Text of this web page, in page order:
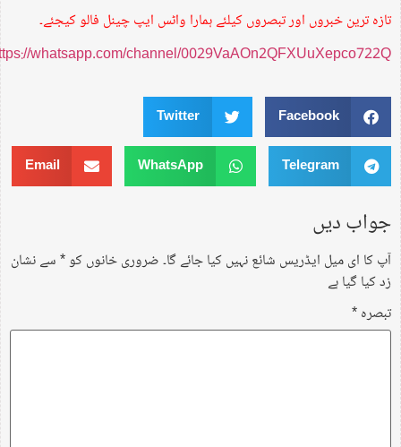
تازہ ترین خبروں اور تبصروں کیلئے ہمارا واٹس ایپ چینل فالو کیجئے۔
https://whatsapp.com/channel/0029VaAOn2QFXUuXepco722Q
Facebook
Twitter
Telegram
WhatsApp
Email
جواب دیں
آپ کا ای میل ایڈریس شائع نہیں کیا جائے گا۔ضروری خانوں کو*سے نشان
زد کیا گیا ہے
تبصرہ*